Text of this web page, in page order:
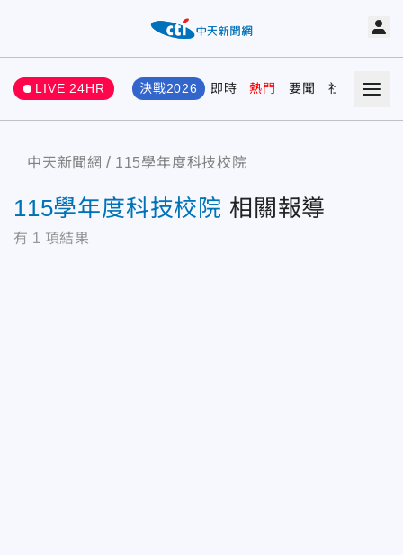
LIVE 24HR 決戰2026 即時 熱門 要聞 社會 娛樂
中天新聞網 115學年度科技校院
115學年度科技校院 相關報導
有 1 項結果